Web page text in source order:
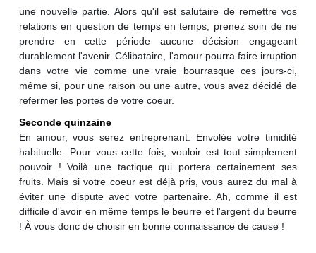
une nouvelle partie. Alors qu'il est salutaire de remettre vos
relations en question de temps en temps, prenez soin de ne
prendre en cette période aucune décision engageant
durablement l'avenir. Célibataire, l'amour pourra faire irruption
dans votre vie comme une vraie bourrasque ces jours-ci,
même si, pour une raison ou une autre, vous avez décidé de
refermer les portes de votre coeur.
Seconde quinzaine
En amour, vous serez entreprenant. Envolée votre timidité
habituelle. Pour vous cette fois, vouloir est tout simplement
pouvoir ! Voilà une tactique qui portera certainement ses
fruits. Mais si votre coeur est déjà pris, vous aurez du mal à
éviter une dispute avec votre partenaire. Ah, comme il est
difficile d'avoir en même temps le beurre et l'argent du beurre
! À vous donc de choisir en bonne connaissance de cause !